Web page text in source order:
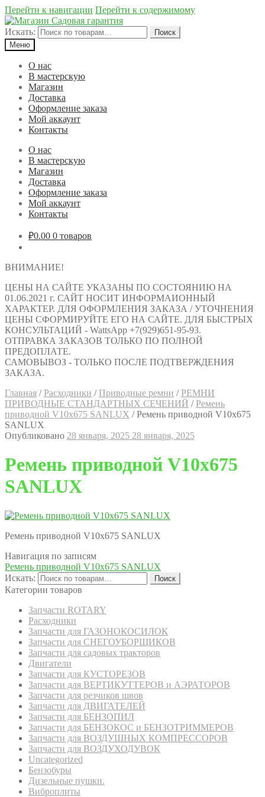
Перейти к навигации Перейти к содержимому
Искать:
Поиск
Меню
О нас
В мастерскую
Магазин
Доставка
Оформление заказа
Мой аккаунт
Контакты
О нас
В мастерскую
Магазин
Доставка
Оформление заказа
Мой аккаунт
Контакты
₽0.00 0 товаров
ВНИМАНИЕ!
ЦЕНЫ НА САЙТЕ УКАЗАНЫ ПО СОСТОЯНИЮ НА
01.06.2021 г. САЙТ НОСИТ ИНФОРМАИОННЫЙ
ХАРАКТЕР. ДЛЯ ОФОРМЛЕНИЯ ЗАКАЗА / УТОЧНЕНИЯ
ЦЕНЫ СФОРМИРУЙТЕ ЕГО НА САЙТЕ. ДЛЯ БЫСТРЫХ
КОНСУЛЬТАЦИЙ - WattsApp +7(929)651-95-93.
ОТПРАВКА ЗАКАЗОВ ТОЛЬКО ПО ПОЛНОЙ
ПРЕДОПЛАТЕ.
САМОВЫВОЗ - ТОЛЬКО ПОСЛЕ ПОДТВЕРЖДЕНИЯ
ЗАКАЗА.
Главная / Расходники / Приводные ремни / РЕМНИ
ПРИВОДНЫЕ СТАНДАРТНЫХ СЕЧЕНИЙ / Ремень
приводной V10x675 SANLUX /Ремень приводной V10x675
SANLUX
Опубликовано 28 января, 2025 28 января, 2025
Ремень приводной V10x675
SANLUX
Ремень приводной V10x675 SANLUX
Навигация по записям
Ремень приводной V10x675 SANLUX
Искать:
Поиск
Категории товаров
Запчасти ROTARY
Расходники
Запчасти для ГАЗОНОКОСИЛОК
Запчасти для СНЕГОУБОРЩИКОВ
Запчасти для садовых тракторов
Двигатели
Запчасти для КУСТОРЕЗОВ
Запчасти для ВЕРТИКУТТЕРОВ и АЭРАТОРОВ
Запчасти для резчиков швов
Запчасти для ДВИГАТЕЛЕЙ
Запчасти для БЕНЗОПИЛ
Запчасти для БЕНЗОКОС и БЕНЗОТРИММЕРОВ
Запчасти для ВОЗДУШНЫХ КОМПРЕССОРОВ
Запчасти для ВОЗДУХОДУВОК
Uncategorized
Бензобуры
Дизельные пушки.
Виброплиты